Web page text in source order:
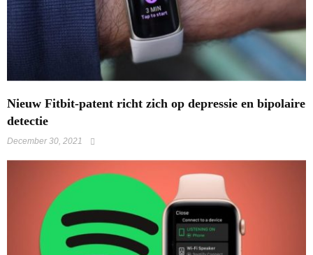
​Nieuw Fitbit-patent richt zich op depressie en bipolaire
detectie
December 30, 2021